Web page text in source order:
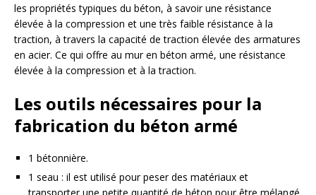
les propriétés typiques du béton, à savoir une résistance
élevée à la compression et une très faible résistance à la
traction, à travers la capacité de traction élevée des armatures
en acier. Ce qui offre au mur en béton armé, une résistance
élevée à la compression et à la traction.
Les outils nécessaires pour la
fabrication du béton armé
1 bétonnière.
1 seau : il est utilisé pour peser des matériaux et